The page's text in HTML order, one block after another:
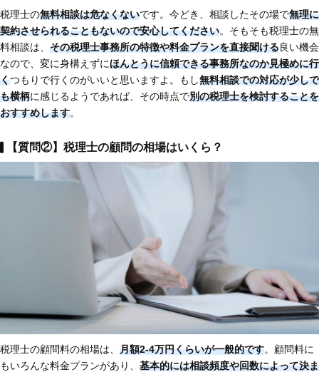
税理士の無料相談は危なくないです。今どき、相談したその場で無理に
契約させられることもないので安心してください。そもそも税理士の無
料相談は、 その税理士事務所の特徴や料金プランを直接聞ける良い機会
なので、変に身構えずにほんとうに信頼できる事務所なのか見極めに行
くつもりで行くのがいいと思いますよ。もし無料相談での対応が少しで
も横柄に感じるようであれば、その時点で別の税理士を検討することを
おすすめします。
【質問②】税理士の顧問の相場はいくら？
税理士の顧問料の相場は、 月額2-4万円くらいが一般的です。顧問料に
もいろんな料金プランがあり、 基本的には相談頻度や回数によって決ま